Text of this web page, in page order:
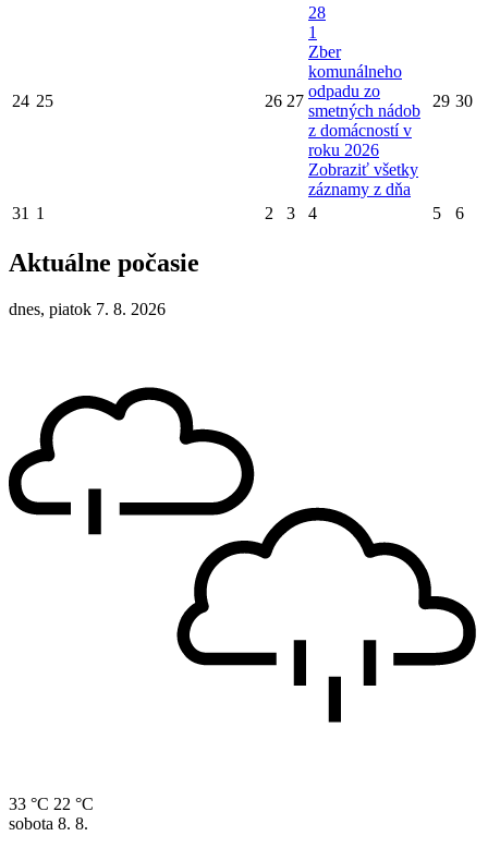
24 25 26 27
28
1
Zber
komunálneho
odpadu zo
smetných nádob
z domácností v
roku 2026
Zobraziť všetky
záznamy z dňa
29 30
31 1 2 3 4 5 6
Aktuálne počasie
dnes, piatok 7. 8. 2026
33 °C 22 °C
sobota 8. 8.